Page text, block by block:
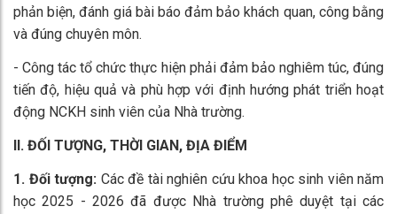
phản biện, đánh giá bài báo đảm bảo khách quan, công bằng
và đúng chuyên môn.
- Công tác tổ chức thực hiện phải đảm bảo nghiêm túc, đúng
tiến độ, hiệu quả và phù hợp với định hướng phát triển hoạt
động NCKH sinh viên của Nhà trường.
II. ĐỐI TƯỢNG, THỜI GIAN, ĐỊA ĐIỂM
1. Đối tượng: Các đề tài nghiên cứu khoa học sinh viên năm
học 2025 - 2026 đã được Nhà trường phê duyệt tại các